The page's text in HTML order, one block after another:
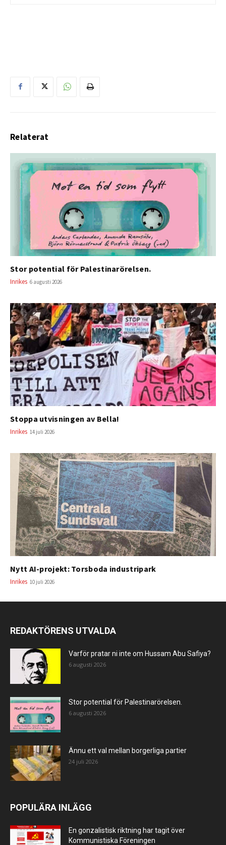
Relaterat
Stor potential för Palestinarörelsen.
Inrikes 6 augusti 2026
Stoppa utvisningen av Bella!
Inrikes 14 juli 2026
Nytt AI-projekt: Torsboda industripark
Inrikes 10 juli 2026
REDAKTÖRENS UTVALDA
Varför pratar ni inte om Hussam Abu Safiya?
6 augusti 2026
Stor potential för Palestinarörelsen.
6 augusti 2026
Ännu ett val mellan borgerliga partier
24 juli 2026
POPULÄRA INLÄGG
En gonzalistisk riktning har tagit över
Kommunistiska Föreningen